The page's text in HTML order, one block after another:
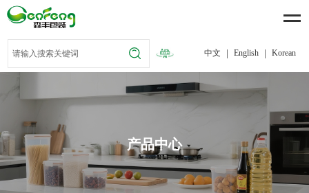
中文 | English | Korean
产品中心